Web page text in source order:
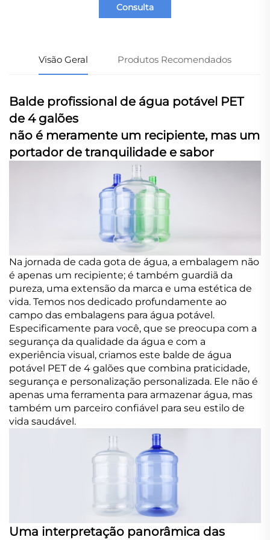
Consulta
Visão Geral Produtos Recomendados
Balde profissional de água potável PET
de 4 galões
não é meramente um recipiente, mas um
portador de tranquilidade e sabor
Na jornada de cada gota de água, a embalagem não
é apenas um recipiente; é também guardiã da
pureza, uma extensão da marca e uma estética de
vida. Temos nos dedicado profundamente ao
campo das embalagens para água potável.
Especificamente para você, que se preocupa com a
segurança da qualidade da água e com a
experiência visual, criamos este balde de água
potável PET de 4 galões que combina praticidade,
segurança e personalização personalizada. Ele não é
apenas uma ferramenta para armazenar água, mas
também um parceiro confiável para seu estilo de
vida saudável.
Uma interpretação panorâmica das